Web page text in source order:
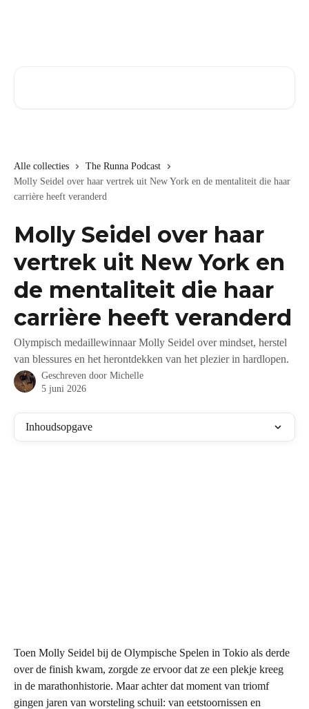
Alle collecties
The Runna Podcast
Molly Seidel over haar vertrek uit New York en de mentaliteit die haar
carrière heeft veranderd
Molly Seidel over haar
vertrek uit New York en
de mentaliteit die haar
carrière heeft veranderd
Olympisch medaillewinnaar Molly Seidel over mindset, herstel
van blessures en het herontdekken van het plezier in hardlopen.
Geschreven door Michelle
5 juni 2026
Inhoudsopgave
Toen Molly Seidel bij de Olympische Spelen in Tokio als derde
over de finish kwam, zorgde ze ervoor dat ze een plekje kreeg
in de marathonhistorie. Maar achter dat moment van triomf
gingen jaren van worsteling schuil: van eetstoornissen en